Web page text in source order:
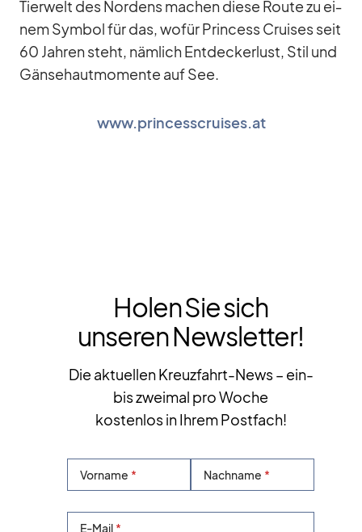
Tier­welt des Nor­dens ma­chen diese Route zu ei­
nem Sym­bol für das, wo­für Prin­cess Crui­ses seit
60 Jah­ren steht, näm­lich Ent­de­cker­lust, Stil und
Gän­se­haut­mo­mente auf See.
www.princesscruises.at
Holen Sie sich
unseren Newsletter!
Die aktuellen Kreuzfahrt-News – ein-
bis zweimal pro Woche
kostenlos in Ihrem Postfach!
Vorname Nachname
E-Mail